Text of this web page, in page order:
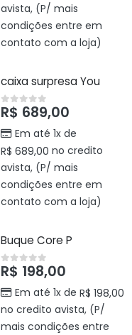
avista, (P/ mais
condições entre em
contato com a loja)
caixa surpresa You
0out of 5
R$ 689,00
Em até 1x de
R$ 689,00 no credito
avista, (P/ mais
condições entre em
contato com a loja)
Buque Core P
0out of 5
R$ 198,00
Em até 1x de R$ 198,00
no credito avista, (P/
mais condições entre